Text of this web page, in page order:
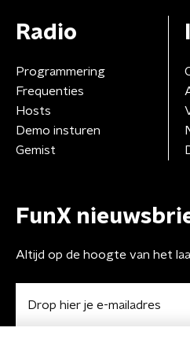
Radio
Programmering
Frequenties
Hosts
Demo insturen
Gemist
FunX
Altijd op de hoogte van het